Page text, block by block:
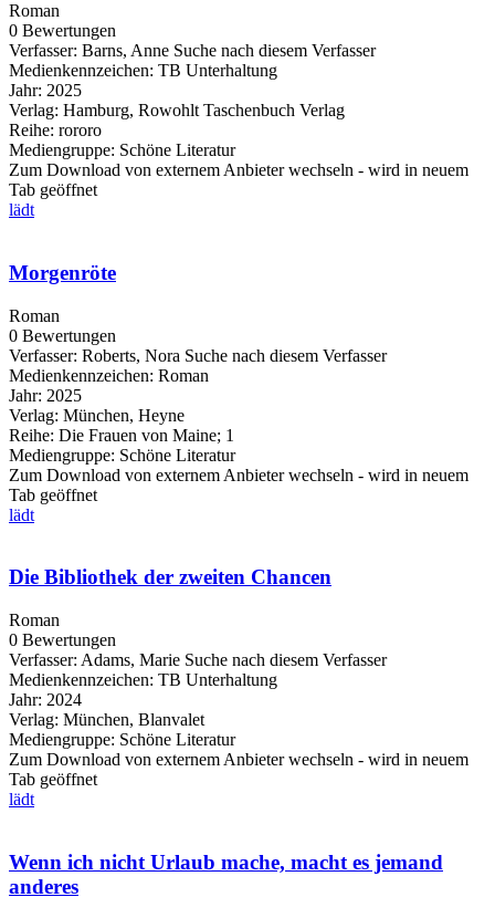
Roman
0 Bewertungen
Verfasser: Barns, Anne Suche nach diesem Verfasser
Medienkennzeichen: TB Unterhaltung
Jahr: 2025
Verlag: Hamburg, Rowohlt Taschenbuch Verlag
Reihe: rororo
Mediengruppe: Schöne Literatur
Zum Download von externem Anbieter wechseln - wird in neuem
Tab geöffnet
lädt
Morgenröte
Roman
0 Bewertungen
Verfasser: Roberts, Nora Suche nach diesem Verfasser
Medienkennzeichen: Roman
Jahr: 2025
Verlag: München, Heyne
Reihe: Die Frauen von Maine; 1
Mediengruppe: Schöne Literatur
Zum Download von externem Anbieter wechseln - wird in neuem
Tab geöffnet
lädt
Die Bibliothek der zweiten Chancen
Roman
0 Bewertungen
Verfasser: Adams, Marie Suche nach diesem Verfasser
Medienkennzeichen: TB Unterhaltung
Jahr: 2024
Verlag: München, Blanvalet
Mediengruppe: Schöne Literatur
Zum Download von externem Anbieter wechseln - wird in neuem
Tab geöffnet
lädt
Wenn ich nicht Urlaub mache, macht es jemand
anderes